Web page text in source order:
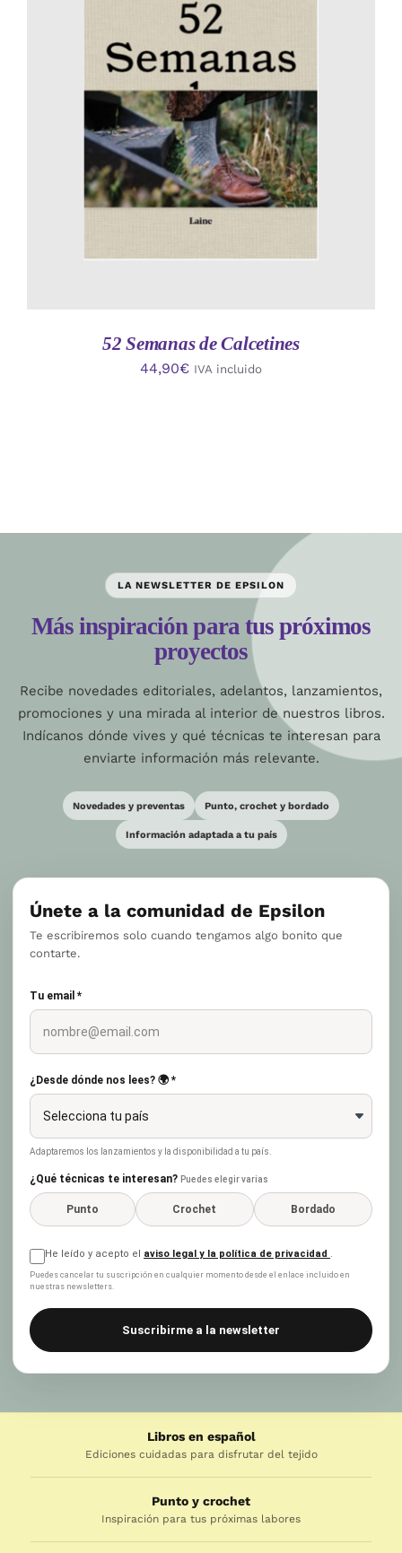
AÑADIR AL CARRITO
/
DETALLES
52 Semanas de Calcetines
44,90€ IVA incluido
LA NEWSLETTER DE EPSILON
Más inspiración para tus próximos
proyectos
Recibe novedades editoriales, adelantos, lanzamientos,
promociones y una mirada al interior de nuestros libros.
Indícanos dónde vives y qué técnicas te interesan para
enviarte información más relevante.
Novedades y preventas Punto, crochet y bordado
Información adaptada a tu país
Únete a la comunidad de Epsilon
Te escribiremos solo cuando tengamos algo bonito que
contarte.
Tu email *
¿Desde dónde nos lees? 🌍 *
Adaptaremos los lanzamientos y la disponibilidad a tu país.
¿Qué técnicas te interesan? Puedes elegir varias
Punto Crochet Bordado
He leído y acepto el aviso legal y la política de privacidad .
Puedes cancelar tu suscripción en cualquier momento desde el enlace incluido en
nuestras newsletters.
Suscribirme a la newsletter
Libros en español
Ediciones cuidadas para disfrutar del tejido
Punto y crochet
Inspiración para tus próximas labores